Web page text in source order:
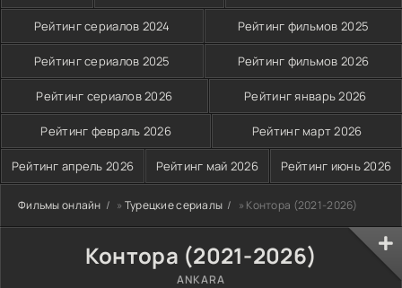
Рейтинг сериалов 2024 Рейтинг фильмов 2025
Рейтинг сериалов 2025 Рейтинг фильмов 2026
Рейтинг сериалов 2026 Рейтинг январь 2026
Рейтинг февраль 2026 Рейтинг март 2026
Рейтинг апрель 2026 Рейтинг май 2026 Рейтинг июнь 2026
Фильмы онлайн » Турецкие сериалы » Контора (2021-2026)
Контора (2021-2026)
ANKARA